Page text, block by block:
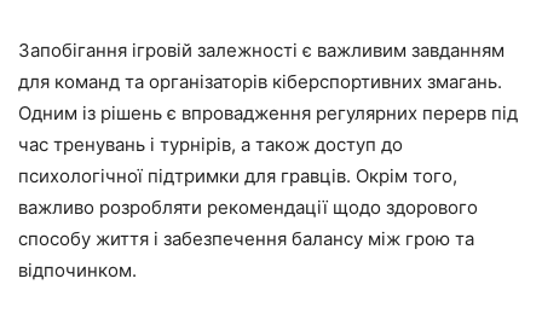
Запобігання ігровій залежності є важливим завданням
для команд та організаторів кіберспортивних змагань.
Одним із рішень є впровадження регулярних перерв під
час тренувань і турнірів, а також доступ до
психологічної підтримки для гравців. Окрім того,
важливо розробляти рекомендації щодо здорового
способу життя і забезпечення балансу між грою та
відпочинком.